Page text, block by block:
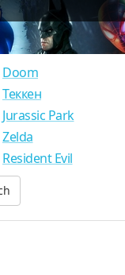
Doom
Теккен
Jurassic Park
Zelda
Resident Evil